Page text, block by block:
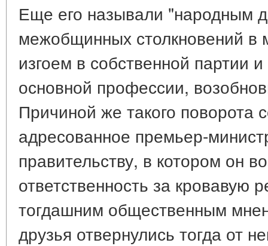
Еще его называли "народным
межобщинных столкновений в
изгоем в собственной партии
основной профессии,
Причиной же такого поворота
адресованное премьер-
правительству, в котором он
ответственность за кровавую
тогдашним общественным
друзья отвернулись тогда от